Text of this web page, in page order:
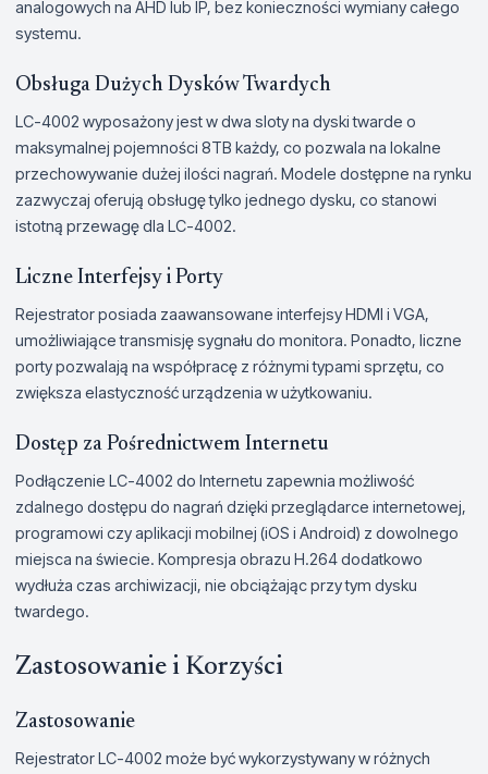
analogowych na AHD lub IP, bez konieczności wymiany całego
systemu.
Obsługa Dużych Dysków Twardych
LC-4002 wyposażony jest w dwa sloty na dyski twarde o
maksymalnej pojemności 8TB każdy, co pozwala na lokalne
przechowywanie dużej ilości nagrań. Modele dostępne na rynku
zazwyczaj oferują obsługę tylko jednego dysku, co stanowi
istotną przewagę dla LC-4002.
Liczne Interfejsy i Porty
Rejestrator posiada zaawansowane interfejsy HDMI i VGA,
umożliwiające transmisję sygnału do monitora. Ponadto, liczne
porty pozwalają na współpracę z różnymi typami sprzętu, co
zwiększa elastyczność urządzenia w użytkowaniu.
Dostęp za Pośrednictwem Internetu
Podłączenie LC-4002 do Internetu zapewnia możliwość
zdalnego dostępu do nagrań dzięki przeglądarce internetowej,
programowi czy aplikacji mobilnej (iOS i Android) z dowolnego
miejsca na świecie. Kompresja obrazu H.264 dodatkowo
wydłuża czas archiwizacji, nie obciążając przy tym dysku
twardego.
Zastosowanie i Korzyści
Zastosowanie
Rejestrator LC-4002 może być wykorzystywany w różnych